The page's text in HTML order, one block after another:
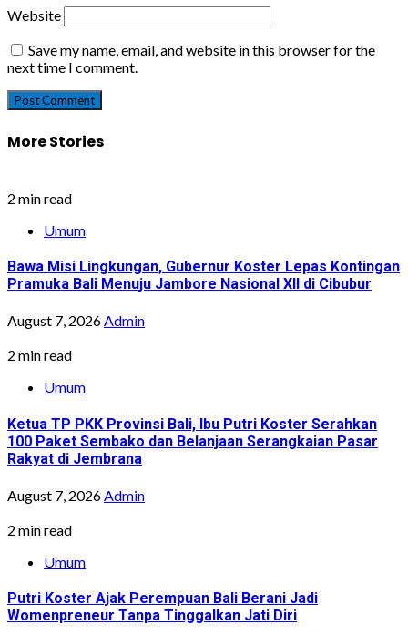
Website
Save my name, email, and website in this browser for the
next time I comment.
More Stories
2 min read
Umum
Bawa Misi Lingkungan, Gubernur Koster Lepas Kontingan
Pramuka Bali Menuju Jambore Nasional XII di Cibubur
August 7, 2026Admin
2 min read
Umum
Ketua TP PKK Provinsi Bali, Ibu Putri Koster Serahkan
100 Paket Sembako dan Belanjaan Serangkaian Pasar
Rakyat di Jembrana
August 7, 2026Admin
2 min read
Umum
Putri Koster Ajak Perempuan Bali Berani Jadi
Womenpreneur Tanpa Tinggalkan Jati Diri